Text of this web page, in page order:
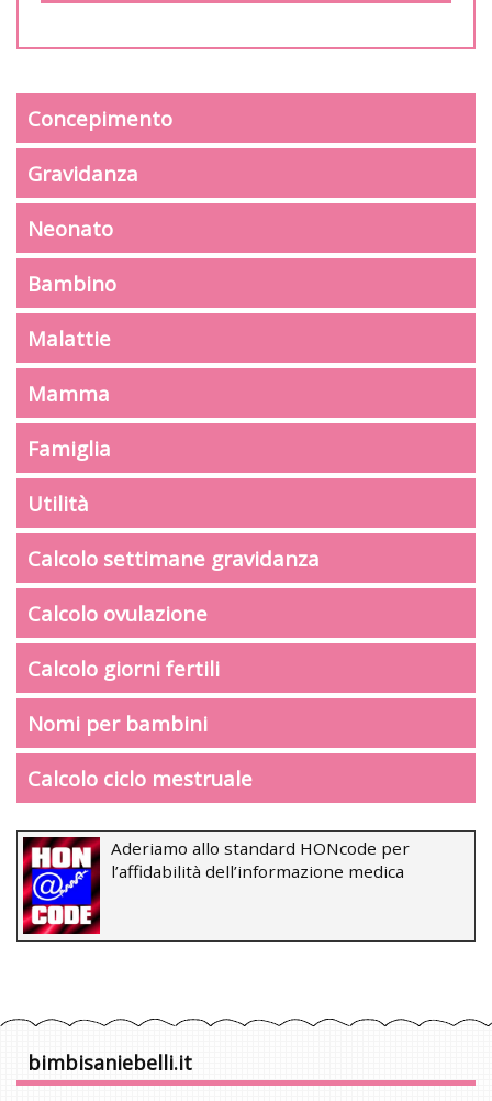
Concepimento
Gravidanza
Neonato
Bambino
Malattie
Mamma
Famiglia
Utilità
Calcolo settimane gravidanza
Calcolo ovulazione
Calcolo giorni fertili
Nomi per bambini
Calcolo ciclo mestruale
Aderiamo allo standard HONcode per
l’affidabilità dell’informazione medica
bimbisaniebelli.it